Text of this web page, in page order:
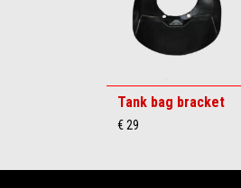
Tank bag bracket
€ 29